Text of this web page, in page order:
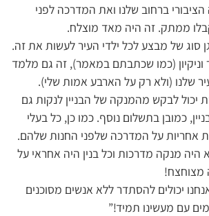
ברחוב שלנו ואת המדרכה לפני
ממתק. זה היה מאד מוצלח.
סוג של מבצע לכל ילדי העיר לעשות את זה.
(כמו שכתבתם במאמר), זה גם מלמד
שלנו (ולא רק על הארבע אמות שלי).
יכול לבקש מהמנקה של הבניין לנקות גם
כמובן בתשלום נוסף. כמו כן, כל בעלי
אחריות על המדרכה שלפני החנות שלהם.
היה מנקה מדרכות וכל בנין היה אחראי על
מצוחצח!
יכולים להסתדר ללא אנשים מסוכנים
עם מעשינו תמיד!”